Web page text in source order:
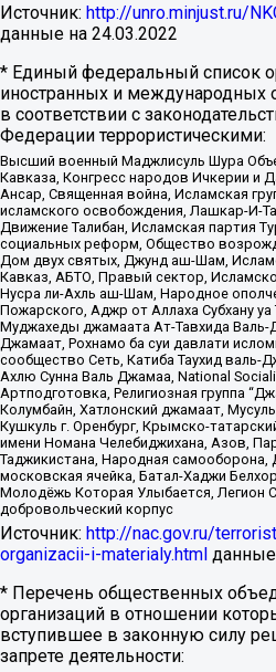
Источник: http://unro.minjust.ru/
данные на 24.03.2022
* Единый федеральный список
иностранных и международных
в соответствии с
Федерации террористическими:
Высший военный Маджлисуль Шура
Кавказа, Конгресс народов Ичкерии и
Ансар, Священная война, Исламская
исламского освобождения, Лашкар-И-
Движение Талибан, Исламская партия
социальных реформ, Общество
Дом двух святых, Джунд аш-Шам,
Кавказ, АБТО, Правый сектор,
Нусра ли-Ахль аш-Шам, Народное
Пожарского, Аджр от Аллаха Субхану уа
Муджахеды джамаата Ат-Тавхида Валь-
Джамаат, Рохнамо ба суи давлати
сообщество Сеть, Катиба Таухид валь-
Ахлю Сунна Валь Джамаа, National
Артподготовка, Религиозная группа
Колумбайн, Хатлонский джамаат,
Кушкуль г. Оренбург, Крымско-
имени Номана Челебиджихана, Азов,
Таджикистана, Народная самооборона,
московская ячейка, Батал-Хаджи
Молодёжь Которая Улыбается, Легион
добровольческий корпус
Источник: http://nac.gov.ru/
organizacii-i-materialy.html
* Перечень общественных
организаций в отношении
вступившее в законную силу
запрете деятельности: